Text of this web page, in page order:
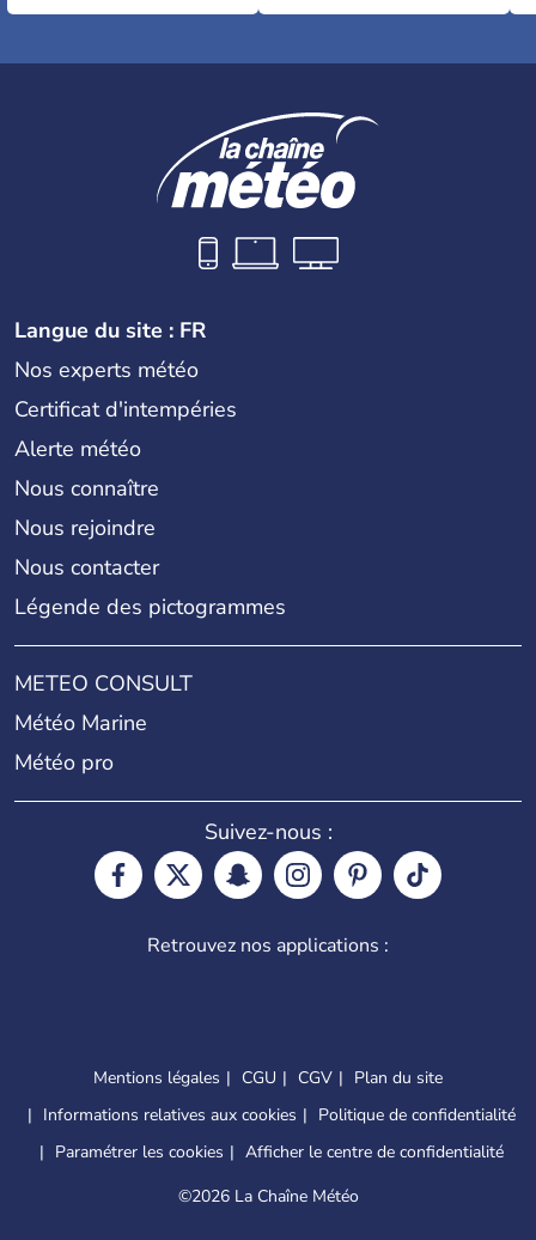
Langue du site : FR
Nos experts météo
Certificat d'intempéries
Alerte météo
Nous connaître
Nous rejoindre
Nous contacter
Légende des pictogrammes
METEO CONSULT
Météo Marine
Météo pro
Suivez-nous :
Retrouvez nos applications :
Mentions légales CGU CGV
Plan du site
Informations relatives aux cookies
Politique de confidentialité
Paramétrer les cookies
Afficher le centre de confidentialité
©2026 La Chaîne Météo